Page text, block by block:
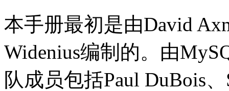
本手册最初是由David
Widenius编制的。由
队成员包括Paul DuBois